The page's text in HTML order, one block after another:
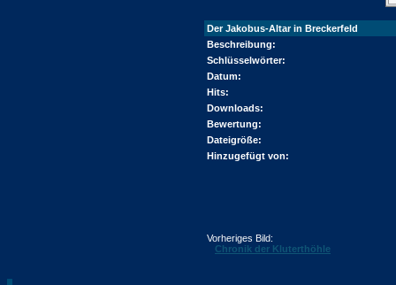
Der Jakobus-Altar in Breckerfeld
Beschreibung:
Schlüsselwörter:
Datum:
Hits:
Downloads:
Bewertung:
Dateigröße:
Hinzugefügt von:
Vorheriges Bild:
Chronik der Kluterthöhle